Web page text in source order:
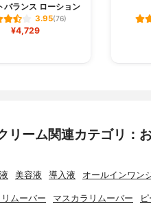
バランス ローション
3.95(76)
¥4,729
リーム関連カテゴリ：
美容液 導入液 オールインワン
ムーバー マスカラリムーバー